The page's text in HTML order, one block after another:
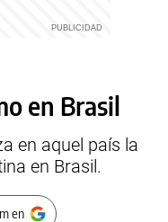
en Brasil
en aquel país la
en Brasil.
en